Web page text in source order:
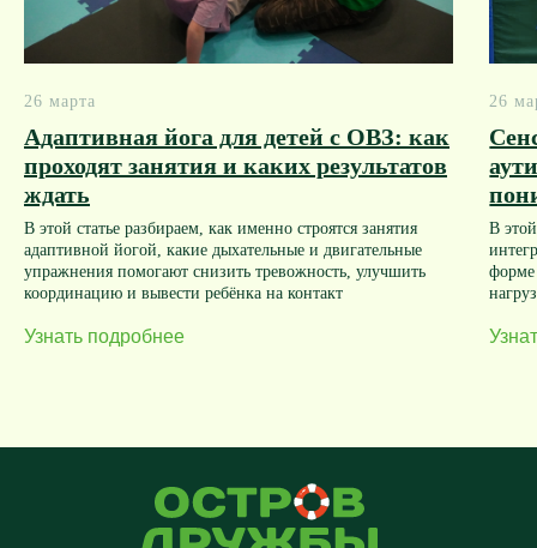
26 марта
Адаптивная йога для детей с ОВЗ: как
проходят занятия и каких результатов
ждать
В этой статье разбираем, как именно строятся занятия
адаптивной йогой, какие дыхательные и двигательные
упражнения помогают снизить тревожность, улучшить
координацию и вывести ребёнка на контакт
Узнать подробнее
26
В
форме